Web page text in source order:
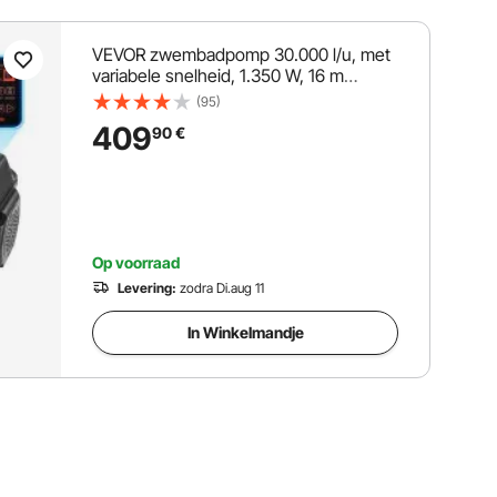
VEVOR zwembadpomp 30.000 l/u, met
variabele snelheid, 1.350 W, 16 m
opvoerhoogte, inbouw-/bovengrondse
zelfaanzuigende filterpomp,
(95)
40990€
Op voorraad
Levering: zodra Di.aug 11
In Winkelmandje